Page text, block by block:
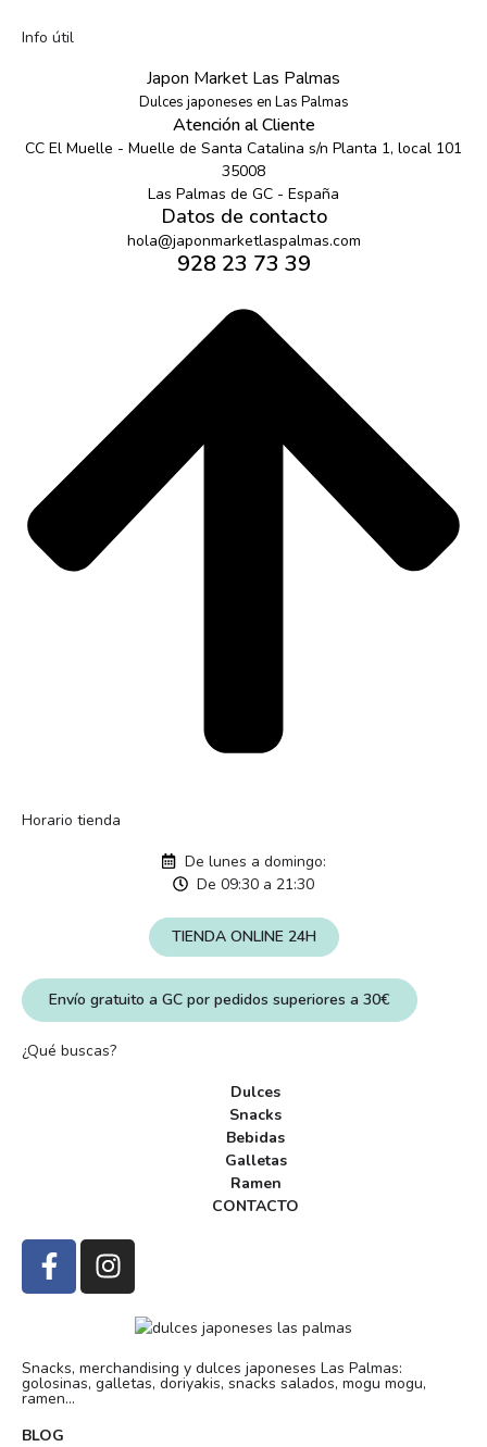
Snacks, merchandising y dulces japoneses Las Palmas:
golosinas, galletas, doriyakis, snacks salados, mogu mogu,
ramen...
BLOG
¿Qué buscas?
Dulces
Snacks
Bebidas
Galletas
Ramen
CONTACTO
Horario tienda
De lunes a domingo:
De 09:30 a 21:30
TIENDA ONLINE 24H
Envío gratuito a GC por pedidos superiores a 30€
Info útil
Japon Market Las Palmas
Dulces japoneses en Las Palmas
Atención al Cliente
CC El Muelle - Muelle de Santa Catalina s/n Planta 1, local 101
35008
Las Palmas de GC - España
Datos de contacto
hola@japonmarketlaspalmas.com
928 23 73 39